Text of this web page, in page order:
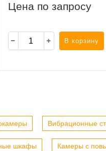
Цена по запросу
В корзину
Вибрационные
шкафы Камеры с